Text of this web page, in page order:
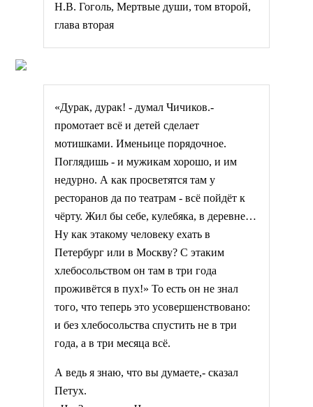
Н.В. Гоголь, Мертвые души, том второй,
глава вторая
«Дурак, дурак! - думал Чичиков.-
промотает всё и детей сделает
мотишками. Именьице порядочное.
Поглядишь - и мужикам хорошо, и им
недурно. А как просветятся там у
ресторанов да по театрам - всё пойдёт к
чёрту. Жил бы себе, кулебяка, в деревне…
Ну как этакому человеку ехать в
Петербург или в Москву? С этаким
хлебосольством он там в три года
проживётся в пух!» То есть он не знал
того, что теперь это усовершенствовано:
и без хлебосольства спустить не в три
года, а в три месяца всё.
А ведь я знаю, что вы думаете,- сказал
Петух.